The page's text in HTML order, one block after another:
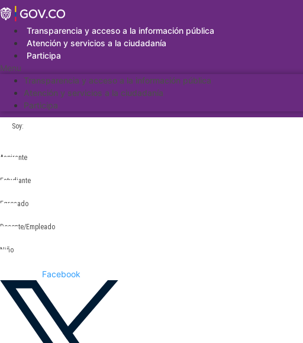
Saltar
al
contenidoTransparencia y acceso a la información pública
Atención y servicios a la ciudadanía
Participa
Menu
Transparencia y acceso a la información pública
Atención y servicios a la ciudadanía
Participa
Soy:
Aspirante
Estudiante
Egresado
Docente/Empleado
Niño
Facebook